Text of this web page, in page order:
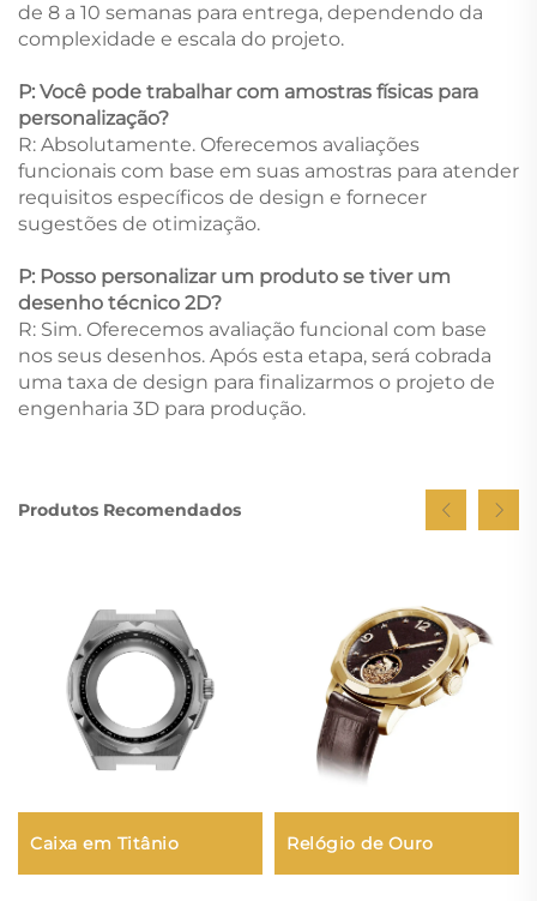
de 8 a 10 semanas para entrega, dependendo da
complexidade e escala do projeto.
P: Você pode trabalhar com amostras físicas para
personalização?
R: Absolutamente. Oferecemos avaliações
funcionais com base em suas amostras para atender
requisitos específicos de design e fornecer
sugestões de otimização.
P: Posso personalizar um produto se tiver um
desenho técnico 2D?
R: Sim. Oferecemos avaliação funcional com base
nos seus desenhos. Após esta etapa, será cobrada
uma taxa de design para finalizarmos o projeto de
engenharia 3D para produção.
Produtos Recomendados
Caixa em Titânio Relógio de Ouro